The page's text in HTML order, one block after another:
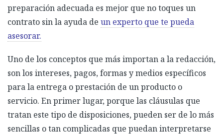
preparación adecuada es mejor que no toques un
contrato sin la ayuda de un experto que te pueda
asesorar.
Uno de los conceptos que más importan a la redacción,
son los intereses, pagos, formas y medios específicos
para la entrega o prestación de un producto o
servicio. En primer lugar, porque las cláusulas que
tratan este tipo de disposiciones, pueden ser de lo más
sencillas o tan complicadas que puedan interpretarse